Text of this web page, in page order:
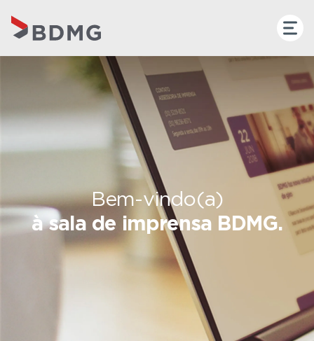
Bem-vindo(a)
à sala de imprensa BDMG.